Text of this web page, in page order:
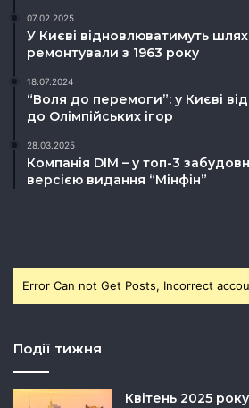
07.02.2025
У Києві відновлюватимуть
ремонтували з 1963 року
18.07.2024
“Воля до перемоги”: у Києві
до Олімпійських ігор
28.03.2025
Компанія DIM – у топ-3
версією видання “Мінфін”
Error Can not Get Posts, Incorrect
Події тижня
Квітень 2025